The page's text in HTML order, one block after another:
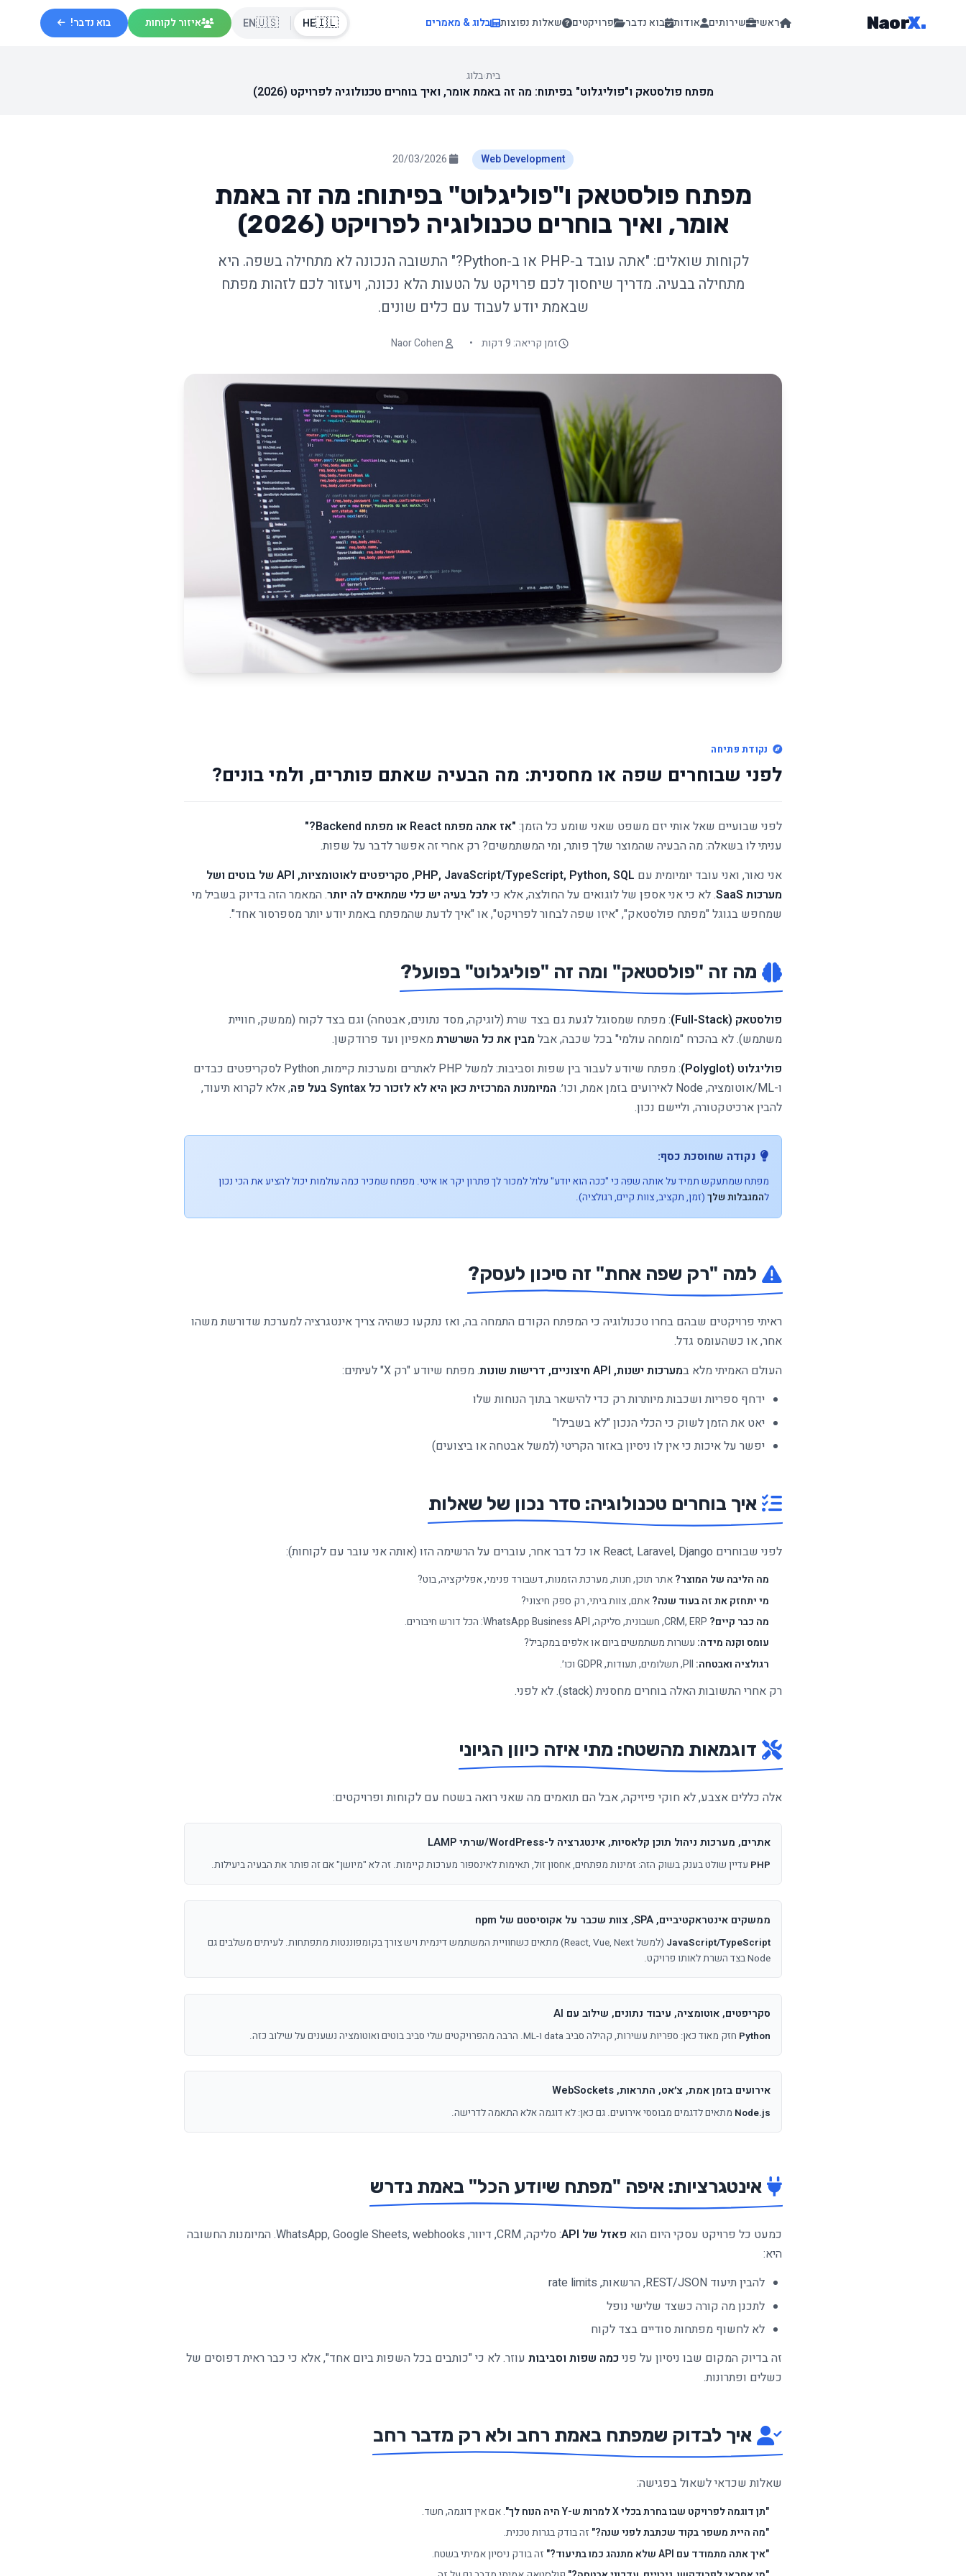
.
NaorX ראשי שירותים אודות בוא נדבר פרויקטים שאלות נפוצות בלוג & מאמרים 🇮🇱
HE
🇺🇸
EN איזור לקוחות בוא נדבר!
בית›בלוג
מפתח פולסטאק ו"פוליגלוט" בפיתוח: מה זה באמת אומר, ואיך בוחרים טכנולוגיה לפרויקט (2026)
Web Development
מפתח פולסטאק ו"פוליגלוט" בפיתוח: מה זה באמת
אומר, ואיך בוחרים טכנולוגיה לפרויקט (2026)
לקוחות שואלים: "אתה עובד ב-PHP או ב-Python?" התשובה הנכונה לא מתחילה בשפה. היא
מתחילה בבעיה. מדריך שיחסוך לכם פרויקט על הטעות הלא נכונה, ויעזור לכם לזהות מפתח
שבאמת יודע לעבוד עם כלים שונים.
זמן קריאה: 9 דקות •
Naor Cohen
נקודת פתיחה
לפני שבוחרים שפה או מחסנית: מה הבעיה שאתם פותרים, ולמי בונים?
לפני שבועיים שאל אותי יזם משפט שאני שומע כל הזמן: "אז אתה מפתח React או מפתח Backend?"
עניתי לו בשאלה: מה הבעיה שהמוצר שלך פותר, ומי המשתמשים? רק אחרי זה אפשר לדבר על שפות.
אני נאור, ואני עובד יומיומית עם
PHP, JavaScript/TypeScript, Python, SQL, סקריפטים לאוטומציות, API של בוטים ושל
מערכות SaaS
. לא כי אני אספן של לוגואים על החולצה, אלא כילכל בעיה יש כלי שמתאים לה יותר. המאמר הזה בדיוק בשביל מי
שמחפש בגוגל "מפתח פולסטאק", "איזו שפה לבחור לפרויקט", או "איך לדעת שהמפתח באמת יודע יותר מספרסור אחד".
מה זה "פולסטאק" ומה זה "פוליגלוט" בפועל?
פולסטאק (Full-Stack)
: מפתח שמסוגל לגעת גם בצד שרת (לוגיקה, מסד נתונים, אבטחה) וגם בצד לקוח (ממשק, חוויית
משתמש). לא בהכרח "מומחה עולמי" בכל שכבה, אבל מבין את כל השרשרתמאפיון ועד פרודקשן.
פוליגלוט (Polyglot)
: מפתח שיודע לעבור בין שפות וסביבות: למשל PHP לאתרים ומערכות קיימות, Python לסקריפטים כבדים
ו-ML/אוטומציה, Node לאירועים בזמן אמת, וכו׳.
המיומנות המרכזית כאן היא לא לזכור כל Syntax בעל פה
, אלא לקרוא תיעוד,
להבין ארכיטקטורה, וליישם נכון.
נקודה שחוסכת כסף:
מפתח שמתעקש תמיד על אותה שפה כי "ככה הוא יודע" עלול למכור לך פתרון יקר או איטי. מפתח שמכיר כמה עולמות יכול להציע את הכי נכון
להמגבלות שלך (זמן, תקציב, צוות קיים, רגולציה).
למה "רק שפה אחת" זה סיכון לעסק?
ראיתי פרויקטים שבהם בחרו טכנולוגיה כי המפתח הקודם התמחה בה, ואז נתקעו כשהיה צריך אינטגרציה למערכת שדורשת משהו
אחר, או כשהעומס גדל.
העולם האמיתי מלא במערכות ישנות, API חיצוניים, דרישות שונות
. מפתח שיודע "רק X" לעיתים:
ידחף ספריות ושכבות מיותרות רק כדי להישאר בתוך הנוחות שלו
יאט את הזמן לשוק כי הכלי הנכון "לא בשבילו"
יפשר על איכות כי אין לו ניסיון באזור הקריטי (למשל אבטחה או ביצועים)
איך בוחרים טכנולוגיה: סדר נכון של שאלות
לפני שבוחרים React, Laravel, Django או כל דבר אחר, עוברים על הרשימה הזו (אותה אני עובר עם לקוחות):
מה הליבה של המוצר?אתר תוכן, חנות, מערכת הזמנות, דשבורד פנימי, אפליקציה, בוט?
מי יתחזק את זה בעוד שנה?אתם, צוות ביתי, רק ספק חיצוני?
מה כבר קיים?
עומס וקנה מידה: עשרות משתמשים ביום או אלפים במקביל?
רגולציה ואבטחה:
רק אחרי התשובות האלה בוחרים מחסנית (stack). לא לפני.
דוגמאות מהשטח: מתי איזה כיוון הגיוני
אלה כללים אצבע, לא חוקי פיזיקה, אבל הם תואמים מה שאני רואה בשטח עם לקוחות ופרויקטים:
אתרים, מערכות ניהול תוכן קלאסיות, אינטגרציה ל-WordPress/שרתי LAMP
PHP עדיין שולט בענק בשוק הזה: זמינות מפתחים, אחסון זול, תאימות לאינספור מערכות קיימות. זה לא "מיושן" אם זה פותר את הבעיה ביעילות.
ממשקים אינטראקטיביים, SPA, צוות שכבר על אקוסיסטם של npm
JavaScript/TypeScript
(למשל React, Vue, Next) מתאים כשחוויית המשתמש דינמית ויש צורך בקומפוננטות מתפתחות. לעיתים משלבים גם
Node בצד השרת לאותו פרויקט.
סקריפטים, אוטומציה, עיבוד נתונים, שילוב עם AI
Python חזק מאוד כאן: ספריות עשירות, קהילה סביב data ו-ML. הרבה מהפרויקטים שלי סביב בוטים ואוטומציה נשענים על שילוב כזה.
אירועים בזמן אמת, צ׳אט, התראות, WebSockets
Node.js מתאים לדגמים מבוססי אירועים. גם כאן: לא דוגמה אלא התאמה לדרישה.
אינטגרציות: איפה "מפתח שיודע הכל" באמת נדרש
כמעט כל פרויקט עסקי היום הוא פאזל של API
: סליקה, CRM, דיוור, WhatsApp, Google Sheets, webhooks. המיומנות החשובה
היא:
להבין תיעוד REST/JSON, הרשאות, rate limits
לתכנן מה קורה כשצד שלישי נופל
לא לחשוף מפתחות סודיים בצד לקוח
זה בדיוק המקום שבו ניסיון על פני כמה שפות וסביבות עוזר. לא כי "כותבים בכל השפות ביום אחד", אלא כי כבר ראית דפוסים של
כשלים ופתרונות.
איך לבדוק שמפתח באמת רחב ולא רק מדבר רחב
שאלות שכדאי לשאול בפגישה:
"תן דוגמה לפרויקט שבו בחרת בכלי X למרות ש-Y היה הנוח לך"
. אם אין דוגמה, חשד.
"מה היית משפר בקוד שכתבת לפני שנה?" זה בודק בגרות טכנית.
"איך אתה מתמודד עם API שלא מתנהג כמו בתיעוד?"
זה בודק ניסיון אמיתי בשטח.